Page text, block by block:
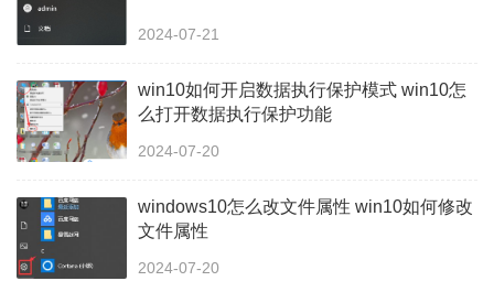
2024-07-21
win10如何开启数据执行保护模式 win10怎
么打开数据执行保护功能
2024-07-20
windows10怎么改文件属性 win10如何修改
文件属性
2024-07-20